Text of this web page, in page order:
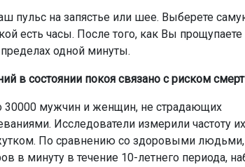
пульс на запястье или шее. Выберете
есть часы. После того, как Вы прощупаете
одной минуты.
в состоянии покоя связано с риском
30000 мужчин и женщин, не страдающих
Исследователи измерили частоту
По сравнению со здоровыми людьми,
в минуту в течение 10-летнего периода,